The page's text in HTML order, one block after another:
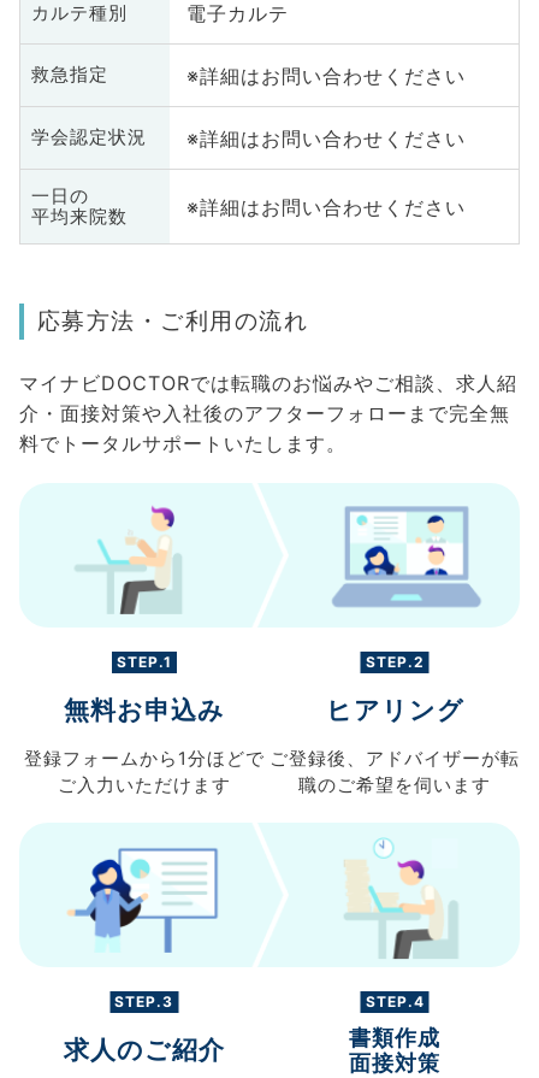
カルテ種別 電子カルテ
救急指定 ※詳細はお問い合わせください
学会認定状況 ※詳細はお問い合わせください
一日の
平均来院数
※詳細はお問い合わせください
応募方法・ご利用の流れ
マイナビDOCTORでは転職のお悩みやご相談、求人紹
介・面接対策や入社後のアフターフォローまで完全無
料でトータルサポートいたします。
STEP.1
無料お申込み
登録フォームから 1分ほどで
ご入力 いただけます
STEP.2
ヒアリング
ご登録後、 アドバイザーが転
職のご希望を伺います
STEP.3
求人のご紹介
STEP.4
書類作成
面接対策